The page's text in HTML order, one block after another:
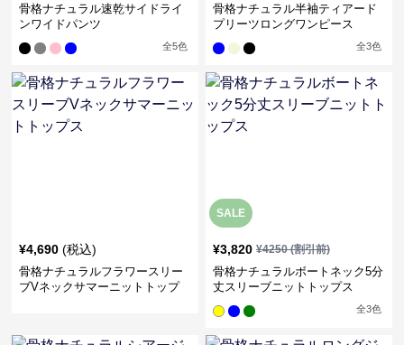
骨格ナチュラル速乾サイドライ
ンワイドパンツ
全5色
骨格ナチュラル半袖ティアード
プリーツロングワンピース
全3色
¥4,690 (税込)
骨格ナチュラルフラワースリー
ブVネックサマーニットトップ
SALE
¥3,820 ¥4250(割引前)
骨格ナチュラルボートネック5分
丈スリーブニットトップス
全3色